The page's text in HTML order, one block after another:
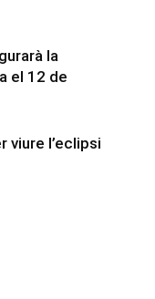
la
el 12 de
viure l’eclipsi